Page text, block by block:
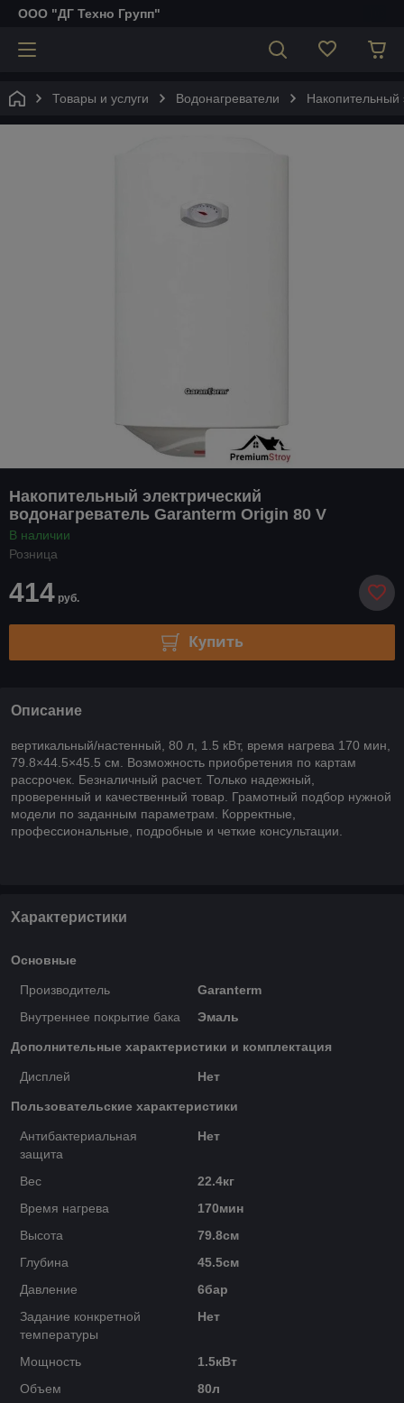
ООО "ДГ Техно Групп"
Товары и услуги Водонагреватели Накопительный
Накопительный электрический
водонагреватель Garanterm Origin 80 V
В наличии
Розница
414 руб.
Купить
Описание
вертикальный/настенный, 80 л, 1.5 кВт, время нагрева 170 мин,
79.8×44.5×45.5 см. Возможность приобретения по картам
рассрочек. Безналичный расчет. Только надежный,
проверенный и качественный товар. Грамотный подбор нужной
модели по заданным параметрам. Корректные,
профессиональные, подробные и четкие консультации.
Характеристики
Основные
Производитель
Garanterm
Внутреннее покрытие бака
Эмаль
Дополнительные характеристики и комплектация
Дисплей Нет
Пользовательские характеристики
Антибактериальная
защита
Нет
Вес
22.4кг
Время нагрева
170мин
Высота
79.8см
Глубина
45.5см
Давление
6бар
Задание конкретной
температуры
Нет
Мощность
1.5кВт
Объем
80л